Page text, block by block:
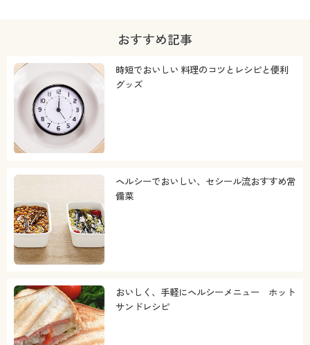
おすすめ記事
時短でおいしい 料理のコツとレシピと便利
グッズ
ヘルシーでおいしい、セシール流おすすめ常
備菜
おいしく、手軽にヘルシーメニュー ホット
サンドレシピ